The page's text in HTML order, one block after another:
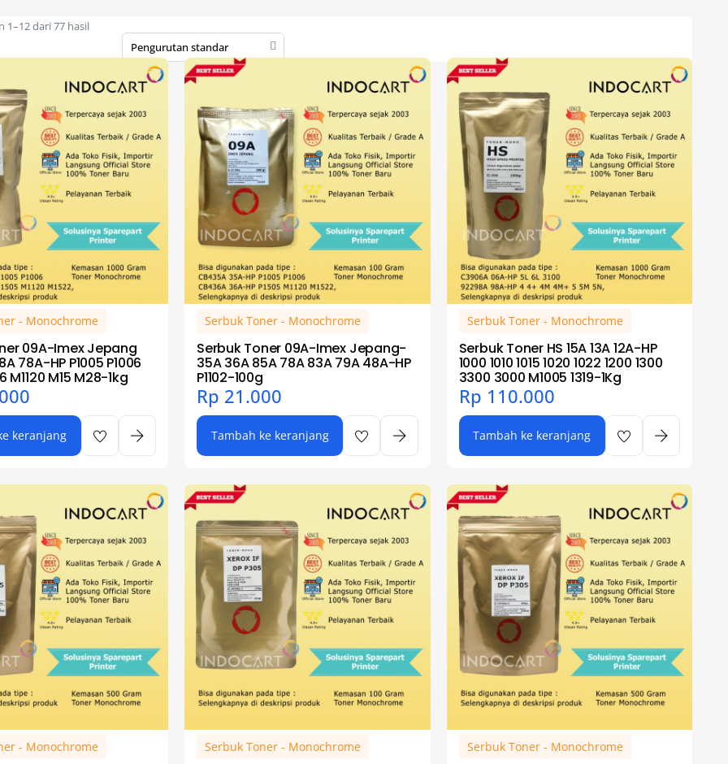
1–12 dari 77 hasil
- Monochrome
09A-Imex Jepang
78A-HP P1005 P1006
M1120 M15 M28-1kg
keranjang
Serbuk Toner - Monochrome
Serbuk Toner 09A-Imex Jepang-
35A 36A 85A 78A 83A 79A 48A-HP
P1102-100g
Rp 21.000
Tambah ke keranjang
Serbuk Toner - Monochrome
Serbuk Toner HS 15A 13A 12A-HP
1000 1010 1015 1020 1022 1200 1300
3300 3000 M1005 1319-1Kg
Rp 110.000
Tambah ke keranjang
- Monochrome Serbuk Toner - Monochrome Serbuk Toner - Monochrome